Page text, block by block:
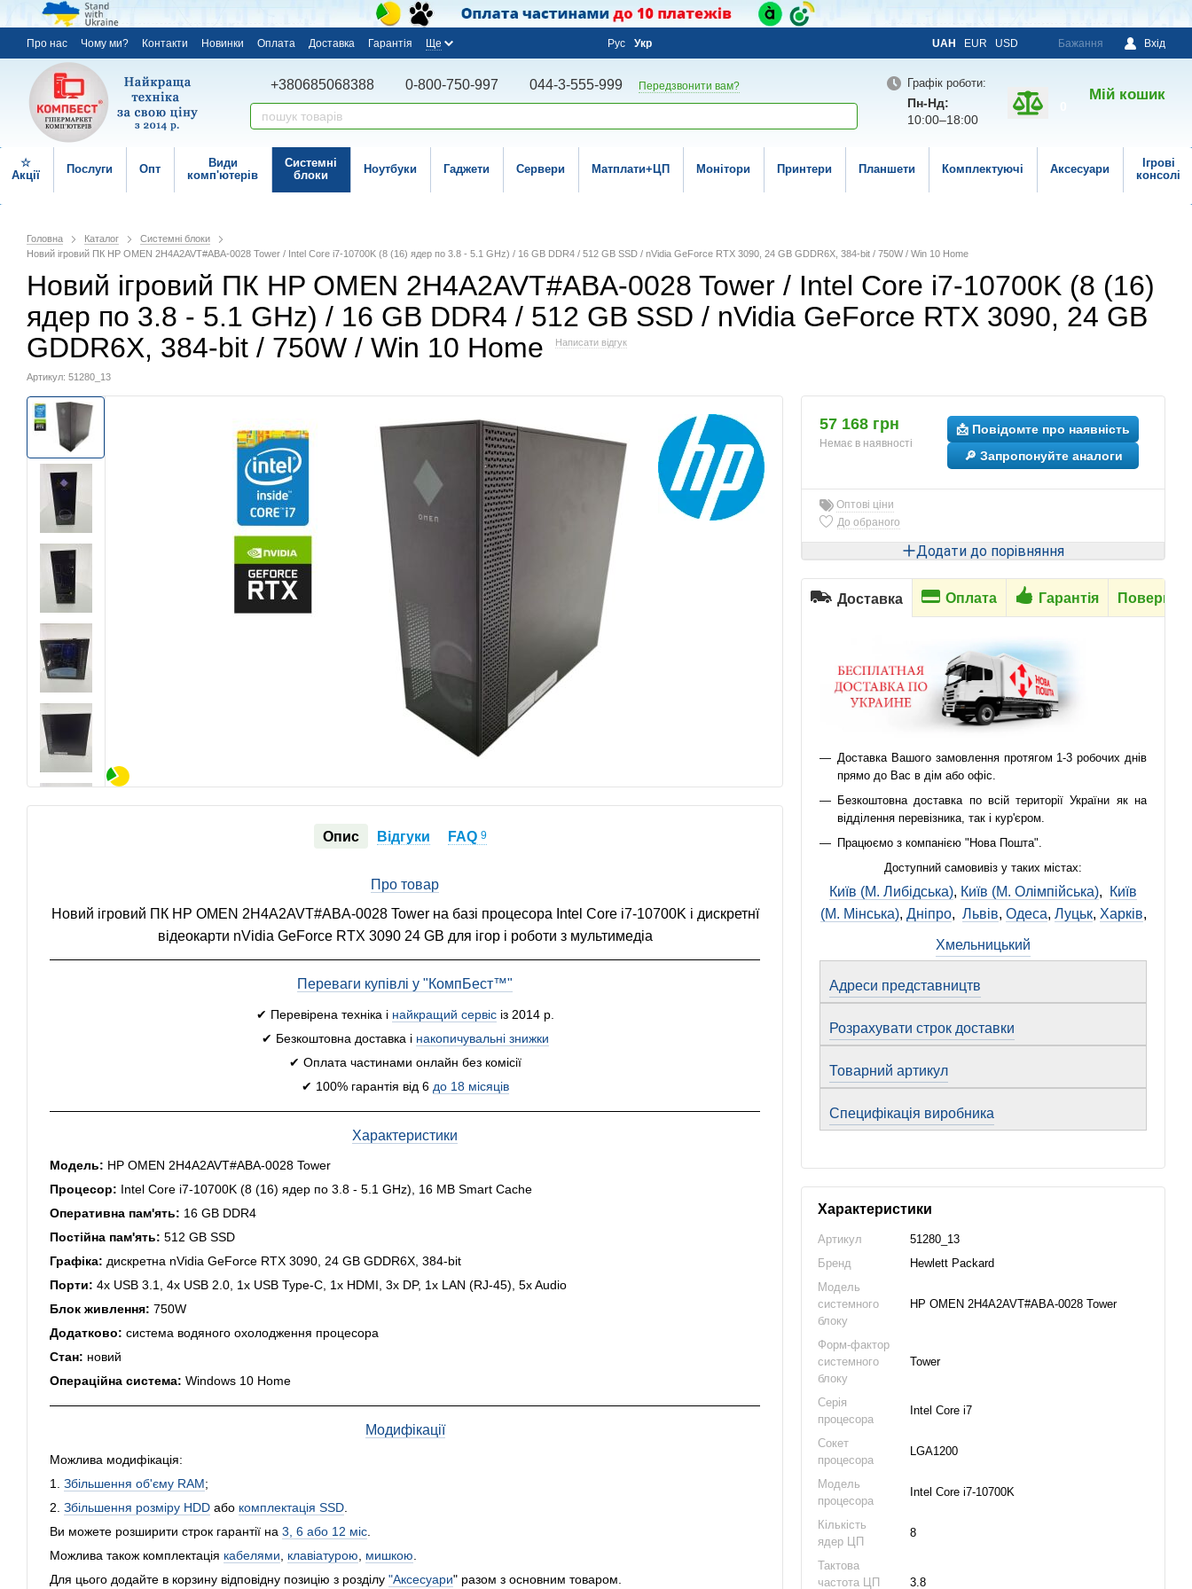
Про нас Чому ми? Контакти Новинки Оплата Доставка Гарантія Ще Рус Укр UAH EUR USD Бажання Вхід
+380685068388 0-800-750-997 044-3-555-999 Передзвонити вам? Графік роботи:
Пн-Нд:
10:00–18:00
Мій кошик
☆
Акції
Послуги Опт
Види
комп'ютерів
Системні
блоки
Ноутбуки Гаджети Сервери Матплати+ЦП Монітори Принтери Планшети Комплектуючі Аксесуари
Ігрові
консолі
Головна Каталог
Системні блоки
Новий ігровий ПК HP OMEN 2H4A2AVT#ABA-0028 Tower / Intel Core i7-10700K (8 (16) ядер по 3.8 - 5.1 GHz) / 16 GB DDR4 / 512 GB SSD / nVidia GeForce RTX 3090, 24 GB GDDR6X, 384-bit / 750W / Win 10 Home
Новий ігровий ПК HP OMEN 2H4A2AVT#ABA-0028 Tower / Intel Core i7-10700K (8 (16)
ядер по 3.8 - 5.1 GHz) / 16 GB DDR4 / 512 GB SSD / nVidia GeForce RTX 3090, 24 GB
GDDR6X, 384-bit / 750W / Win 10 Home
Написати відгук
Артикул: 51280_13
Опис Відгуки FAQ9
Про товар
Новий ігровий ПК HP OMEN 2H4A2AVT#ABA-0028 Tower на базі процесора Intel Core i7-10700K і дискретнї
відеокарти nVidia GeForce RTX 3090 24 GB для ігор і роботи з мультимедіа
Переваги купівлі у "КомпБест™"
✔ Перевірена техніка і найкращий сервісіз 2014 р.
✔ Безкоштовна доставка і накопичувальні знижки
✔ Оплата частинами онлайн без комісії
✔ 100% гарантія від 6 до 18 місяців
Характеристики
Модель: HP OMEN 2H4A2AVT#ABA-0028 Tower
Процесор: Intel Core i7-10700K (8 (16) ядер по 3.8 - 5.1 GHz), 16 MB Smart Cache
Оперативна пам'ять: 16 GB DDR4
Постійна пам'ять: 512 GB SSD
Графіка: дискретна nVidia GeForce RTX 3090, 24 GB GDDR6X, 384-bit
Порти: 4x USB 3.1, 4x USB 2.0, 1x USB Type-C, 1x HDMI, 3x DP, 1x LAN (RJ-45), 5x Audio
Блок живлення: 750W
Додатково: система водяного охолодження процесора
Стан: новий
Операційна система: Windows 10 Home
Модифікації
Можлива модифікація:
1. Збільшення об'єму RAM;
2. Збільшення розміру HDD або комплектація SSD.
Ви можете розширити строк гарантії на 3, 6 або 12 міс.
Можлива також комплектація кабелями, клавіатурою, мишкою.
Для цього додайте в корзину відповідну позицію з розділу "Аксесуари" разом з основним товаром.
57 168 грн
Немає в наявності
📩 Повідомте про наявність
🔎 Запропонуйте аналоги
Оптові ціни
До обраного
Додати до порівняння
Доставка Оплата Гарантія
Доставка Вашого замовлення протягом 1-3 робочих днів
прямо до Вас в дім або офіс.
Безкоштовна доставка по всій території України як на
відділення перевізника, так і кур'єром.
Працюємо з компанією "Нова Пошта".
Доступний самовивіз у таких містах:
Київ (М. Либідська), Київ (М. Олімпійська),
Київ
(М. Мінська), Дніпро, Львів, Одеса, Луцьк, Харків,
Хмельницький
Адреси представництв
Розрахувати строк доставки
Товарний артикул
Специфікація виробника
Характеристики
Артикул
51280_13
Бренд
Hewlett Packard
Модель
системного
блоку
HP OMEN 2H4A2AVT#ABA-0028 Tower
Форм-фактор
системного
блоку
Tower
Серія
процесора
Intel Core i7
Сокет
процесора
LGA1200
Модель
процесора
Intel Core i7-10700K
Кількість
ядер ЦП
8
Тактова
частота ЦП
3.8